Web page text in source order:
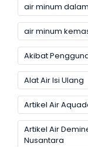
air minum
air minum
Akibat
Alat Air Isi Ulang
Artikel Air
Artikel Air
Nusantara